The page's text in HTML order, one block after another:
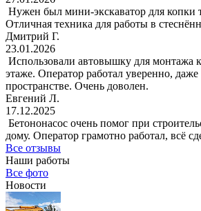
Нужен был мини-экскаватор для копки
Отличная техника для работы в
Дмитрий Г.
23.01.2026
Использовали автовышку для монтажа
этаже. Оператор работал уверенно,
пространстве. Очень доволен.
Евгений Л.
17.12.2025
Бетононасос очень помог при
дому. Оператор грамотно работал, всё
Все отзывы
Наши работы
Все фото
Новости